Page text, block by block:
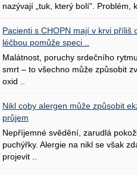
nazývají „tuk, který bolí“. Problém,
Pacienti s CHOPN mají v krvi příliš
léčbou pomůže speci ..
Malátnost, poruchy srdečního
smrt – to všechno může způsobit
oxid ..
Nikl coby alergen může způsobit
průjem
Nepříjemné svědění, zarudlá
puchýřky. Alergie na nikl se však
projevit ..